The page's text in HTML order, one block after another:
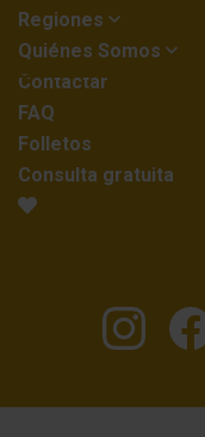
Regiones
Quiénes Somos
Contactar
FAQ
Folletos
Consulta gratuita